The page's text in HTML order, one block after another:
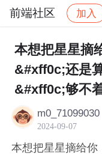
前端社区 加入
社区 前端社区
本想把星星摘
&#xff0c;还是
&#xff0c;够不着
m0_71099030
2024-09-07
本想把星星摘给